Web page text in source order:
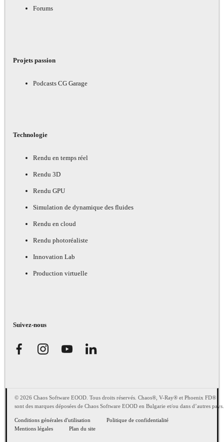
Forums
Projets passion
Podcasts CG Garage
Technologie
Rendu en temps réel
Rendu 3D
Rendu GPU
Simulation de dynamique des fluides
Rendu en cloud
Rendu photoréaliste
Innovation Lab
Production virtuelle
Suivez-nous
© 2026 Chaos Software EOOD. Tous droits réservés. Chaos®, V-Ray® et Phoenix FD®
sont des marques déposées de Chaos Software EOOD en Bulgarie et/ou dans d’autres pays.
Conditions générales d'utilisation
Politique de confidentialité
Mentions légales
Plan du site